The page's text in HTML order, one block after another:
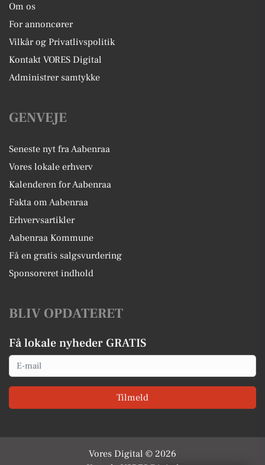
Om os
For annoncører
Vilkår og Privatlivspolitik
Kontakt VORES Digital
Administrer samtykke
GENVEJE
Seneste nyt fra Aabenraa
Vores lokale erhverv
Kalenderen for Aabenraa
Fakta om Aabenraa
Erhvervsartikler
Aabenraa Kommune
Få en gratis salgsvurdering
Sponsoreret indhold
BLIV OPDATERET
Få lokale nyheder GRATIS
Email
Tilmeld
Vores Digital © 2026